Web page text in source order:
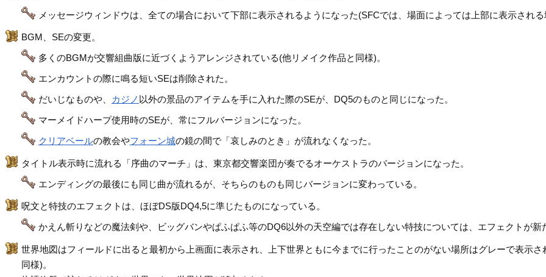
メッセージウィンドウは、全ての場合において下部に表示されるようになった(SFCでは、場面によっては上部に表示され
BGM、SEの変更。
多くのBGMが交響組曲版に近づくようアレンジされている(他リメイク作品と同様)。
エンカウントの際に鳴る短いSEは削除された。
だいじなものや、
カジノ 以外の景品のアイテムを手に入れた際のSEが、DQ5のものと同じになった。
マーメイドハープ使用時のSEが、常にフルバージョンになった。
クリアベールの教会やフォーン城の鏡の間で「哀しみのとき」が流れなくなった。
タイトル表示時に流れる「序曲のマーチ」は、東京都交響楽団が奏でるオーケストラのバージョンになった。
エンディングの最後にも同じ曲が流れるが、そちらのものも同じバージョンに変わっている。
呪文と特技のエフェクトは、ほぼDS版DQ4,5に準じたものになっている。
かえん斬りなどの魔法剣や、ビッグバンやぱふぱふ等のDQ6以外の天空編では存在しない特技については、エフェクトが新
世界地図はフィールドに出ると最初から上画面に表示され、上下世界ともに今までに行ったことのがない場所はグレーで表示
同様)。